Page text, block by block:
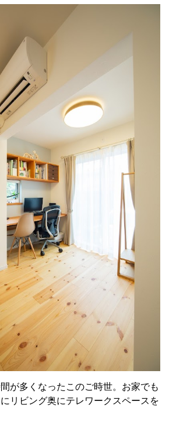
が多くなったこのご時世。お家でも
リビング奥にテレワークスペースを